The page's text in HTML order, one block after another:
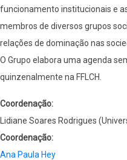
funcionamento institucionais e
membros de diversos grupos
relações de dominação nas
O Grupo elabora uma agenda
quinzenalmente na FFLCH.
Coordenação:
Lidiane Soares Rodrigues
Coordenação:
Ana Paula Hey